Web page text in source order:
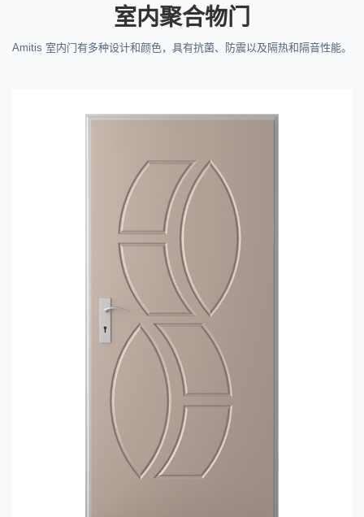
室内聚合物门
Amitis 室内门有多种设计和颜色，具有抗菌、防震以及隔热和隔音性能。